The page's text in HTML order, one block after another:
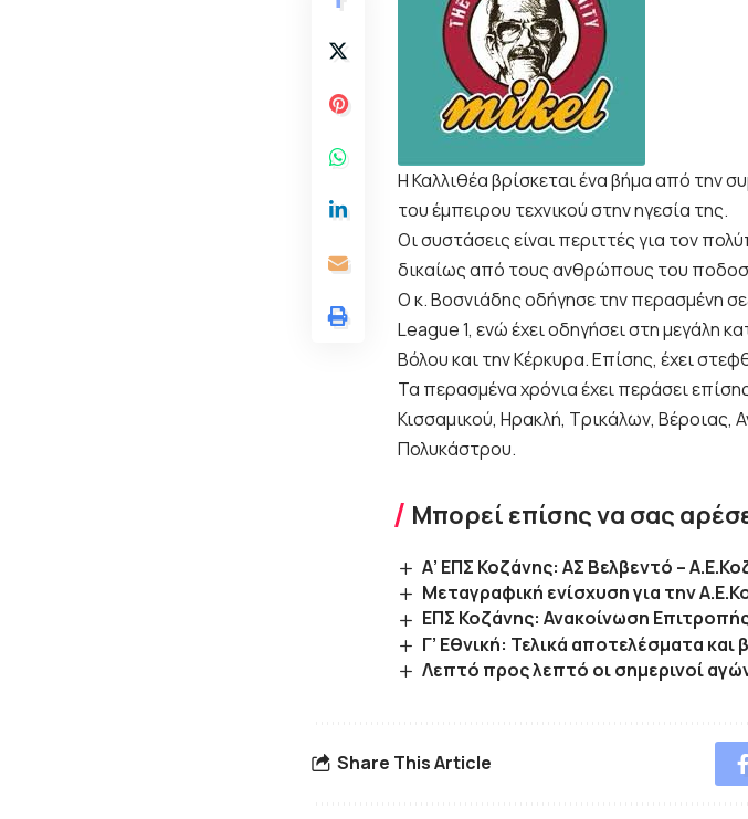
Η Καλλιθέα βρίσκεται ένα βήμα από την
του έμπειρου τεχνικού στην ηγεσία της.
Οι συστάσεις είναι περιττές για τον
δικαίως από τους ανθρώπους του
Ο κ. Βοσνιάδης οδήγησε την περασμένη
League 1, ενώ έχει οδηγήσει στη μεγάλη
Βόλου και την Κέρκυρα. Επίσης, έχει
Τα περασμένα χρόνια έχει περάσει
Κισσαμικού, Ηρακλή, Τρικάλων, Βέροιας,
Πολυκάστρου.
Μπορεί επίσης να σας
Α’ ΕΠΣ Κοζάνης: ΑΣ Βελβεντό –
Μεταγραφική ενίσχυση για την
ΕΠΣ Κοζάνης: Ανακοίνωση
Γ’ Εθνική: Τελικά αποτελέσματα
Λεπτό προς λεπτό οι σημερινοί
Share This Article